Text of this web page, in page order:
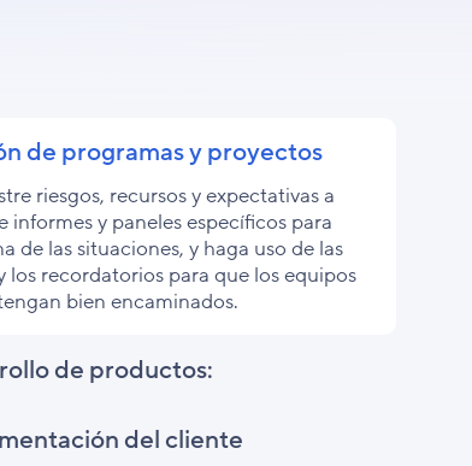
de programas y proyectos
riesgos, recursos y expectativas a
informes y paneles específicos para
de las situaciones, y haga uso de las
los recordatorios para que los equipos
bien encaminados.
de productos:
del cliente